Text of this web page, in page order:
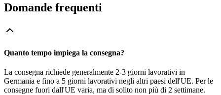
Domande frequenti
Quanto tempo impiega la consegna?
La consegna richiede generalmente 2-3 giorni lavorativi in
Germania e fino a 5 giorni lavorativi negli altri paesi dell'UE. Per le
consegne fuori dall'UE varia, ma di solito non più di 2 settimane.